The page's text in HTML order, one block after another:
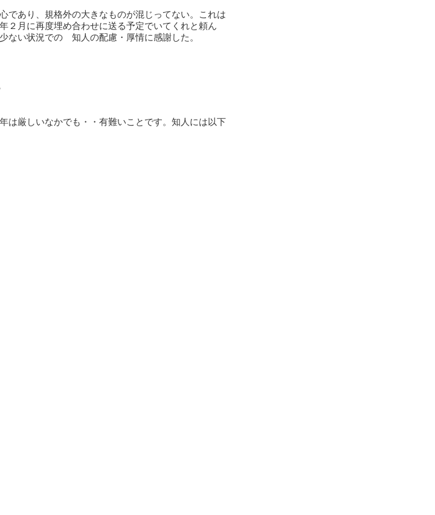
あり、規格外の大きなものが混じってない。これは
２月に再度埋め合わせに送る予定でいてくれと頼ん
ない状況での 知人の配慮・厚情に感謝した。
厳しいなかでも・・有難いことです。知人には以下